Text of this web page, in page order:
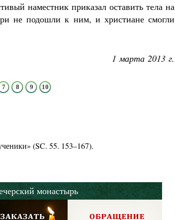
наместник приказал оставить тела на
не подошли к ним, и христиане смогли
1 марта 2013 г.
7 8 9 10
(SC. 55. 153–167).
монастырь